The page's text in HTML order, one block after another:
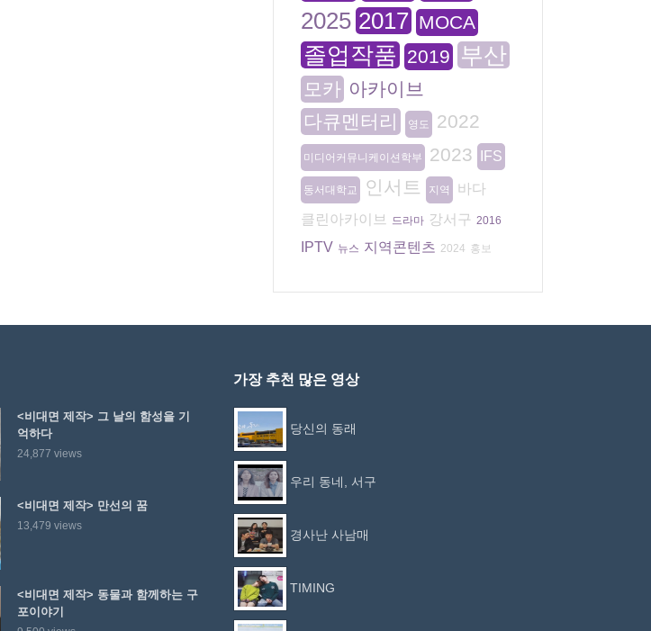
2025 2017 MOCA
졸업작품 2019 부산
모카 아카이브
다큐멘터리
영도 2022
미디어커뮤니케이션학부 2023 IFS
동서대학교 인서트 지역
바다
클린아카이브
드라마 강서구 2016
IPTV 뉴스 지역콘텐츠 2024 홍보
<비대면 제작> 그 날의 함성을 기
억하다
24,877 views
<비대면 제작> 만선의 꿈
13,479 views
<비대면 제작> 동물과 함께하는 구
포이야기
가장 추천 많은 영상
당신의 동래
우리 동네, 서구
경사난 사남매
TIMING